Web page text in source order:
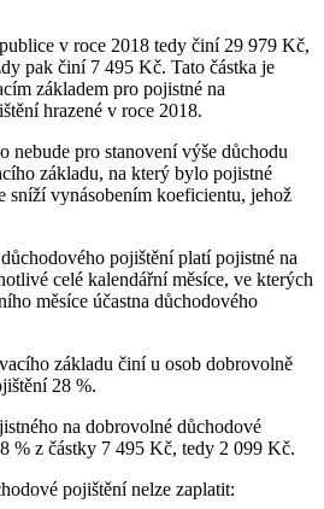
v roce 2018 tedy činí 29 979 Kč,
pak činí 7 495 Kč. Tato částka je
základem pro pojistné na
hrazené v roce 2018.
nebude pro stanovení výše důchodu
základu, na který bylo pojistné
sníží vynásobením koeficientu, jehož
pojištění platí pojistné na
celé kalendářní měsíce, ve kterých
měsíce účastna důchodového
základu činí u osob dobrovolně
28 %.
na dobrovolné důchodové
% z částky 7 495 Kč, tedy 2 099 Kč.
pojištění nelze zaplatit: